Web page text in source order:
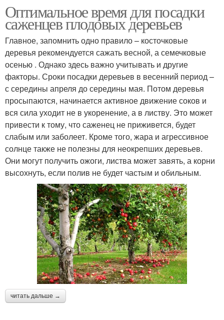
Оптимальное время для посадки
саженцев плодовых деревьев
Главное, запомнить одно правило – косточковые
деревья рекомендуется сажать весной, а семечковые
осенью . Однако здесь важно учитывать и другие
факторы. Сроки посадки деревьев в весенний период –
с середины апреля до середины мая. Потом деревья
просыпаются, начинается активное движение соков и
вся сила уходит не в укоренение, а в листву. Это может
привести к тому, что саженец не приживется, будет
слабым или заболеет. Кроме того, жара и агрессивное
солнце также не полезны для неокрепших деревьев.
Они могут получить ожоги, листва может завять, а корни
высохнуть, если полив не будет частым и обильным.
читать дальше →